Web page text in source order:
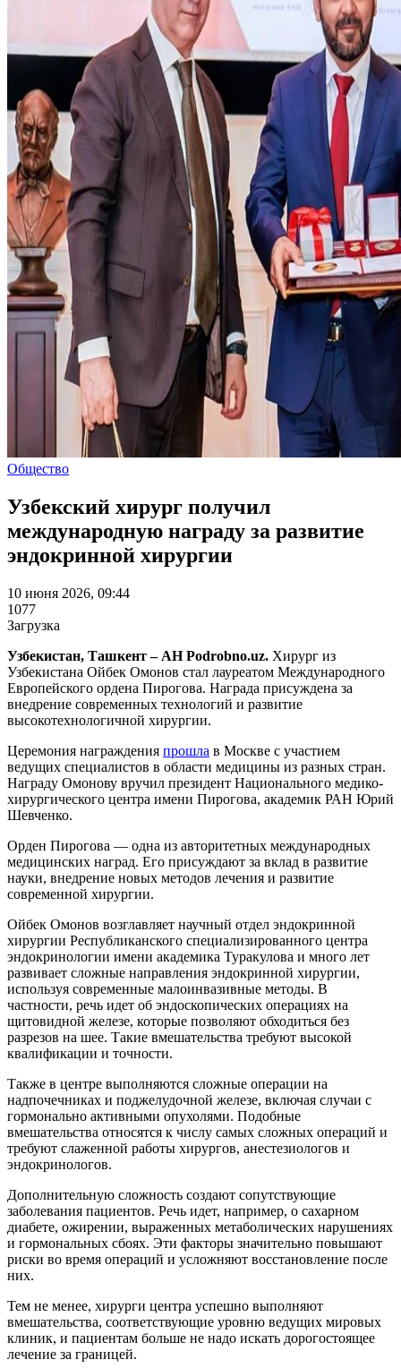
Общество
Узбекский хирург получил
международную награду за развитие
эндокринной хирургии
10 июня 2026, 09:44
1077
Загрузка
Узбекистан, Ташкент – АН Podrobno.uz. Хирург из
Узбекистана Ойбек Омонов стал лауреатом Международного
Европейского ордена Пирогова. Награда присуждена за
внедрение современных технологий и развитие
высокотехнологичной хирургии.
Церемония награждения прошла в Москве с участием
ведущих специалистов в области медицины из разных стран.
Награду Омонову вручил президент Национального медико-
хирургического центра имени Пирогова, академик РАН Юрий
Шевченко.
Орден Пирогова — одна из авторитетных международных
медицинских наград. Его присуждают за вклад в развитие
науки, внедрение новых методов лечения и развитие
современной хирургии.
Ойбек Омонов возглавляет научный отдел эндокринной
хирургии Республиканского специализированного центра
эндокринологии имени академика Туракулова и много лет
развивает сложные направления эндокринной хирургии,
используя современные малоинвазивные методы. В
частности, речь идет об эндоскопических операциях на
щитовидной железе, которые позволяют обходиться без
разрезов на шее. Такие вмешательства требуют высокой
квалификации и точности.
Также в центре выполняются сложные операции на
надпочечниках и поджелудочной железе, включая случаи с
гормонально активными опухолями. Подобные
вмешательства относятся к числу самых сложных операций и
требуют слаженной работы хирургов, анестезиологов и
эндокринологов.
Дополнительную сложность создают сопутствующие
заболевания пациентов. Речь идет, например, о сахарном
диабете, ожирении, выраженных метаболических нарушениях
и гормональных сбоях. Эти факторы значительно повышают
риски во время операций и усложняют восстановление после
них.
Тем не менее, хирурги центра успешно выполняют
вмешательства, соответствующие уровню ведущих мировых
клиник, и пациентам больше не надо искать дорогостоящее
лечение за границей.